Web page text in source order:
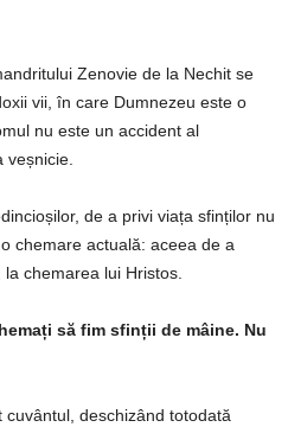
Zenovie de la Nechit se
vii, în care Dumnezeu este o
nu este un accident al
de a privi viața sfinților nu
chemare actuală: aceea de a
chemarea lui Hristos.
să fim sfinții de mâine. Nu
deschizând totodată